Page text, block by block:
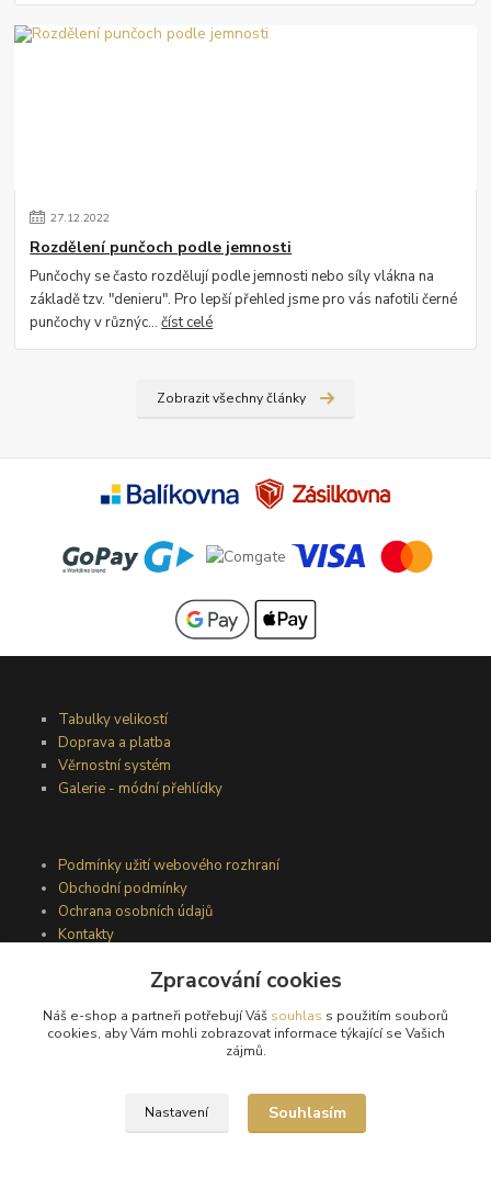
27.12.2022
Rozdělení punčoch podle jemnosti
Punčochy se často rozdělují podle jemnosti nebo síly vlákna na
základě tzv. "denieru". Pro lepší přehled jsme pro vás nafotili černé
punčochy v různýc...číst celé
Zobrazit všechny články
Tabulky velikostí
Doprava a platba
Věrnostní systém
Galerie - módní přehlídky
Podmínky užití webového rozhraní
Obchodní podmínky
Ochrana osobních údajů
Kontakty
Podmínky vrácení zboží
Reklamační řád
Zpracování cookies
Náš e-shop a partneři potřebují Váš souhlas s použitím souborů
cookies, aby Vám mohli zobrazovat informace týkající se Vašich
zájmů.
Nastavení Souhlasím